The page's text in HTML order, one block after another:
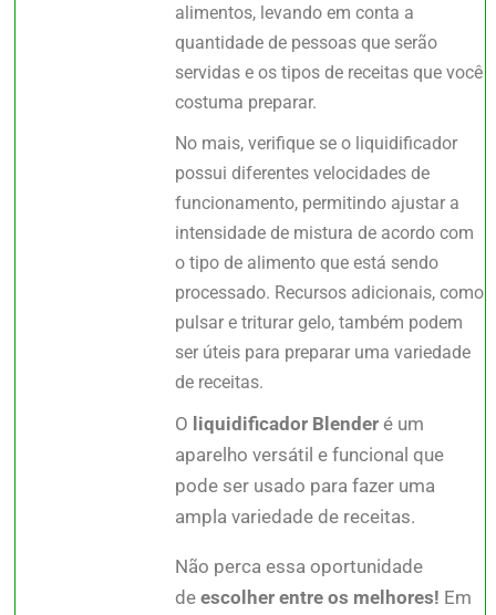
alimentos, levando em conta a
quantidade de pessoas que serão
servidas e os tipos de receitas que você
costuma preparar.
No mais, verifique se o liquidificador
possui diferentes velocidades de
funcionamento, permitindo ajustar a
intensidade de mistura de acordo com
o tipo de alimento que está sendo
processado. Recursos adicionais, como
pulsar e triturar gelo, também podem
ser úteis para preparar uma variedade
de receitas.
O liquidificador Blender é um
aparelho versátil e funcional que
pode ser usado para fazer uma
ampla variedade de receitas.
Não perca essa oportunidade
deescolher entre os melhores! Em